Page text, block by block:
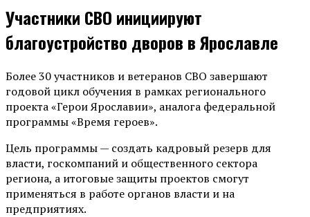
Участники СВО инициируют
благоустройство дворов в Ярославле
Более 30 участников и ветеранов СВО завершают
годовой цикл обучения в рамках регионального
проекта «Герои Ярославии», аналога федеральной
программы «Время героев».
Цель программы — создать кадровый резерв для
власти, госкомпаний и общественного сектора
региона, а итоговые защиты проектов смогут
применяться в работе органов власти и на
предприятиях.